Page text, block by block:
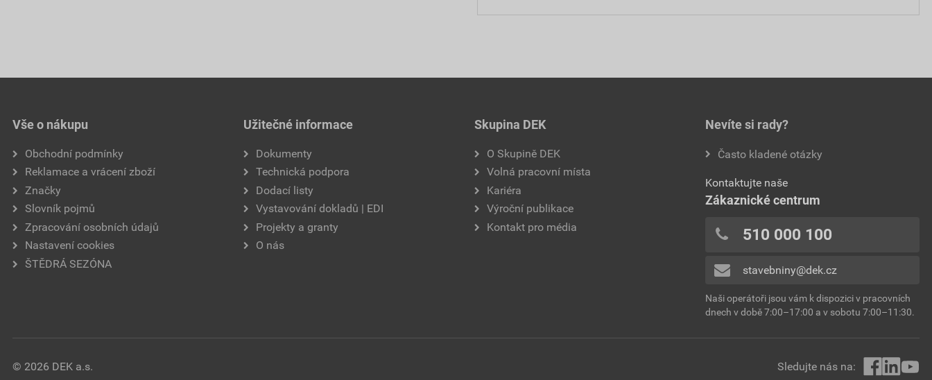
Vše o nákupu
Obchodní podmínky
Reklamace a vrácení zboží
Značky
Slovník pojmů
Zpracování osobních údajů
Nastavení cookies
ŠTĚDRÁ SEZÓNA
Užitečné informace
Dokumenty
Technická podpora
Dodací listy
Vystavování dokladů | EDI
Projekty a granty
O nás
Skupina DEK
O Skupině DEK
Volná pracovní místa
Kariéra
Výroční publikace
Kontakt pro média
Nevíte si rady?
Často kladené otázky
Kontaktujte naše
Zákaznické centrum
510 000 100
stavebniny@dek.cz
Naši operátoři jsou vám k dispozici v pracovních
dnech v době 7:00–17:00 a v sobotu 7:00–11:30.
© 2026 DEK a.s. Sledujte nás na: